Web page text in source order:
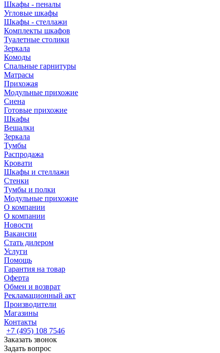
Шкафы - пеналы
Угловые шкафы
Шкафы - стеллажи
Комплекты шкафов
Туалетные столики
Зеркала
Комоды
Спальные гарнитуры
Матрасы
Прихожая
Модульные прихожие
Сиена
Готовые прихожие
Шкафы
Вешалки
Зеркала
Тумбы
Распродажа
Кровати
Шкафы и стеллажи
Стенки
Тумбы и полки
Модульные прихожие
О компании
О компании
Новости
Вакансии
Стать дилером
Услуги
Помощь
Гарантия на товар
Оферта
Обмен и возврат
Рекламационный акт
Производители
Магазины
Контакты
+7 (495) 108 7546
Заказать звонок
Задать вопрос